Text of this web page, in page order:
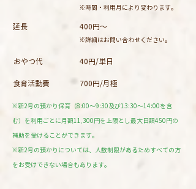
​延長
​※時間・利用月により変わります。
400円〜
​※詳細はお問い合わせください。
おやつ代
食育活動費
​40円/単日
700円/月極
※新2号の預かり保育（8:00〜9:30及び13:30〜14:00を含
む）を利用ごとに月額11,300円を上限とし最大日額450円の
補助を受けることができます。
※新2号の預かりについては、人数制限があるためすべての方
をお受けできない場合もあります。